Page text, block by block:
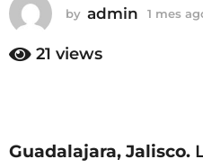
by admin 1 mes
21 views
Guadalajara, Jalisco.